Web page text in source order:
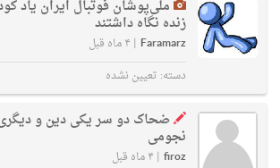
ملی‌پوشان فوتبال ایران یاد
زنده نگاه داشتند
Faramarz
| ۴ ماه قبل
دسته: تعیین نشده
ضحاک دو سر یکی دین و
نجومی
firoz
| ۴ ماه قبل